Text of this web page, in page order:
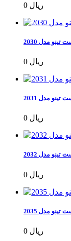
0 ریال
مدل 2030
0 ریال
مدل 2031
0 ریال
مدل 2032
0 ریال
مدل 2035
0 ریال